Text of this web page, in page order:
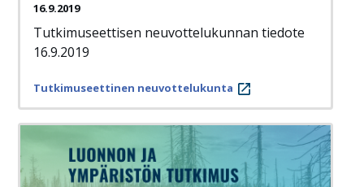
16.9.2019
Tutkimuseettisen neuvottelukunnan tiedote
16.9.2019
Tutkimuseettinen neuvottelukunta